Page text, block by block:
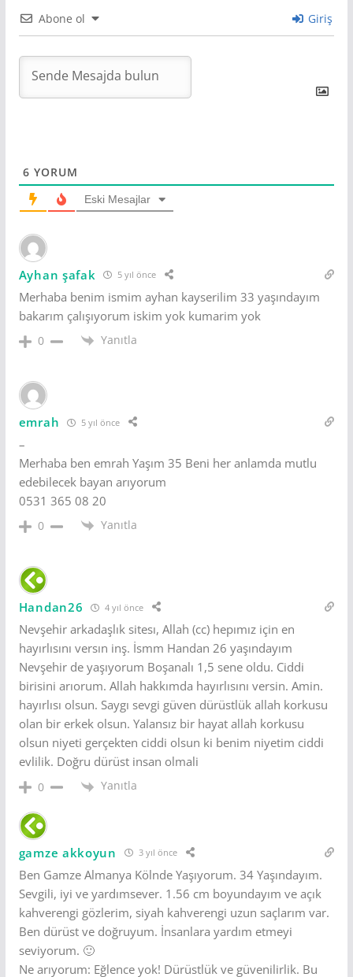
Abone ol Giriş
6 YORUM
Eski Mesajlar
Ayhan şafak 5 yıl önce
Merhaba benim ismim ayhan kayserilim 33 yaşındayım
bakarım çalışıyorum iskim yok kumarim yok
0 Yanıtla
emrah 5 yıl önce
–
Merhaba ben emrah Yaşım 35 Beni her anlamda mutlu
edebilecek bayan arıyorum
0531 365 08 20
0 Yanıtla
Handan26 4 yıl önce
Nevşehir arkadaşlık sitesı, Allah (cc) hepımız için en
hayırlısını versın inş. İsmm Handan 26 yaşındayım
Nevşehir de yaşıyorum Boşanalı 1,5 sene oldu. Ciddi
birisini arıorum. Allah hakkımda hayırlısını versin. Amin.
hayırlısı olsun. Saygı sevgi güven dürüstlük allah korkusu
olan bir erkek olsun. Yalansız bir hayat allah korkusu
olsun niyeti gerçekten ciddi olsun ki benim niyetim ciddi
evlilik. Doğru dürüst insan olmali
0 Yanıtla
gamze akkoyun 3 yıl önce
Ben Gamze Almanya Kölnde Yaşıyorum. 34 Yaşındayım.
Sevgili, iyi ve yardımsever. 1.56 cm boyundayım ve açık
kahverengi gözlerim, siyah kahverengi uzun saçlarım var.
Ben dürüst ve doğruyum. İnsanlara yardım etmeyi
seviyorum. 🙂
Ne arıyorum: Eğlence yok! Dürüstlük ve güvenilirlik. Bu